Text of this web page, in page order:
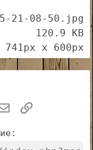
21-08-50.jpg
120.9 KB
741px x 600px
Электронная
Ссылка